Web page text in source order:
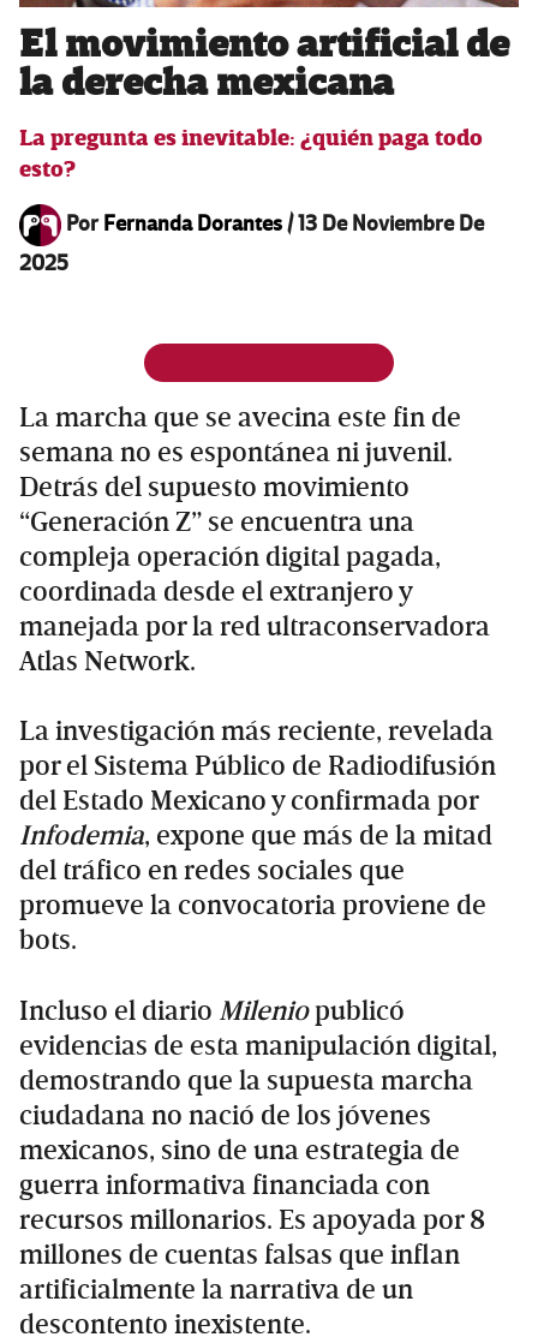
El movimiento artificial de
la derecha mexicana
La pregunta es inevitable: ¿quién paga todo
esto?
PorFernanda Dorantes/13 De Noviembre De
2025
La marcha que se avecina este fin de
semana no es espontánea ni juvenil.
Detrás del supuesto movimiento
“Generación Z” se encuentra una
compleja operación digital pagada,
coordinada desde el extranjero y
manejada por la red ultraconservadora
Atlas Network.
La investigación más reciente, revelada
por el Sistema Público de Radiodifusión
del Estado Mexicano y confirmada por
Infodemia, expone que más de la mitad
del tráfico en redes sociales que
promueve la convocatoria proviene de
bots.
Incluso el diario Mileniopublicó
evidencias de esta manipulación digital,
demostrando que la supuesta marcha
ciudadana no nació de los jóvenes
mexicanos, sino de una estrategia de
guerra informativa financiada con
recursos millonarios. Es apoyada por 8
millones de cuentas falsas que inflan
artificialmente la narrativa de un
descontento inexistente.